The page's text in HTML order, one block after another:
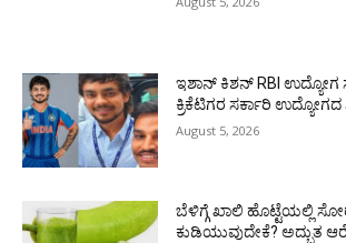
ಇಶಾನ್ ಕಿಶನ್ RBI ಉದ್ಯೋಗ
ಕ್ರಿಕೆಟಿಗರ ಸರ್ಕಾರಿ ಉದ್ಯೋಗದ
August 5, 2026
ಬೆಳಿಗ್ಗೆ ಖಾಲಿ ಹೊಟ್ಟೆಯಲ್ಲಿ
ಕುಡಿಯುವುದೇಕೆ? ಅದ್ಭುತ